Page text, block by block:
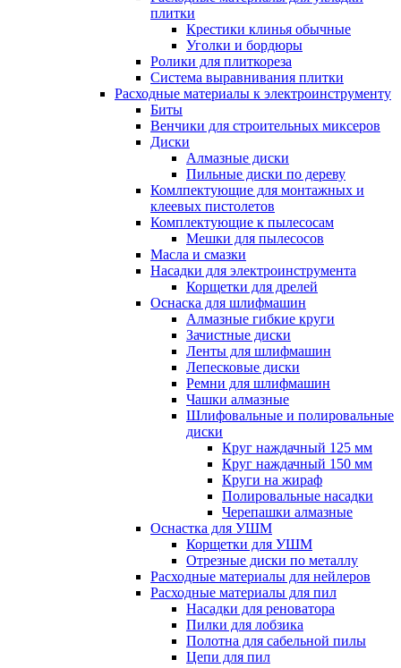
плитки
Крестики клинья обычные
Уголки и бордюры
Ролики для плиткореза
Система выравнивания плитки
Расходные материалы к электроинструменту
Биты
Венчики для строительных миксеров
Диски
Алмазные диски
Пильные диски по дереву
Комлпектующие для монтажных и
клеевых пистолетов
Комплектующие к пылесосам
Мешки для пылесосов
Масла и смазки
Насадки для электроинструмента
Корщетки для дрелей
Оснаска для шлифмашин
Алмазные гибкие круги
Зачистные диски
Ленты для шлифмашин
Лепесковые диски
Ремни для шлифмашин
Чашки алмазные
Шлифовальные и полировальные
диски
Круг наждачный 125 мм
Круг наждачный 150 мм
Круги на жираф
Полировальные насадки
Черепашки алмазные
Оснастка для УШМ
Корщетки для УШМ
Отрезные диски по металлу
Расходные материалы для нейлеров
Расходные материалы для пил
Насадки для реноватора
Пилки для лобзика
Полотна для сабельной пилы
Цепи для пил